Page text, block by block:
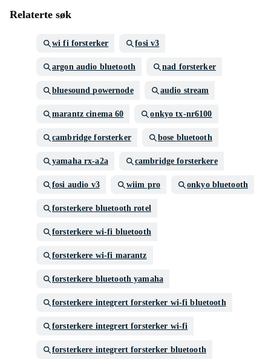
Relaterte søk
wi fi forsterker fosi v3
argon audio bluetooth nad forsterker
bluesound powernode audio stream
marantz cinema 60 onkyo tx-nr6100
cambridge forsterker bose bluetooth
yamaha rx-a2a cambridge forsterkere
fosi audio v3 wiim pro onkyo bluetooth
forsterkere bluetooth rotel
forsterkere wi-fi bluetooth
forsterkere wi-fi marantz
forsterkere bluetooth yamaha
forsterkere integrert forsterker wi-fi bluetooth
forsterkere integrert forsterker wi-fi
forsterkere integrert forsterker bluetooth